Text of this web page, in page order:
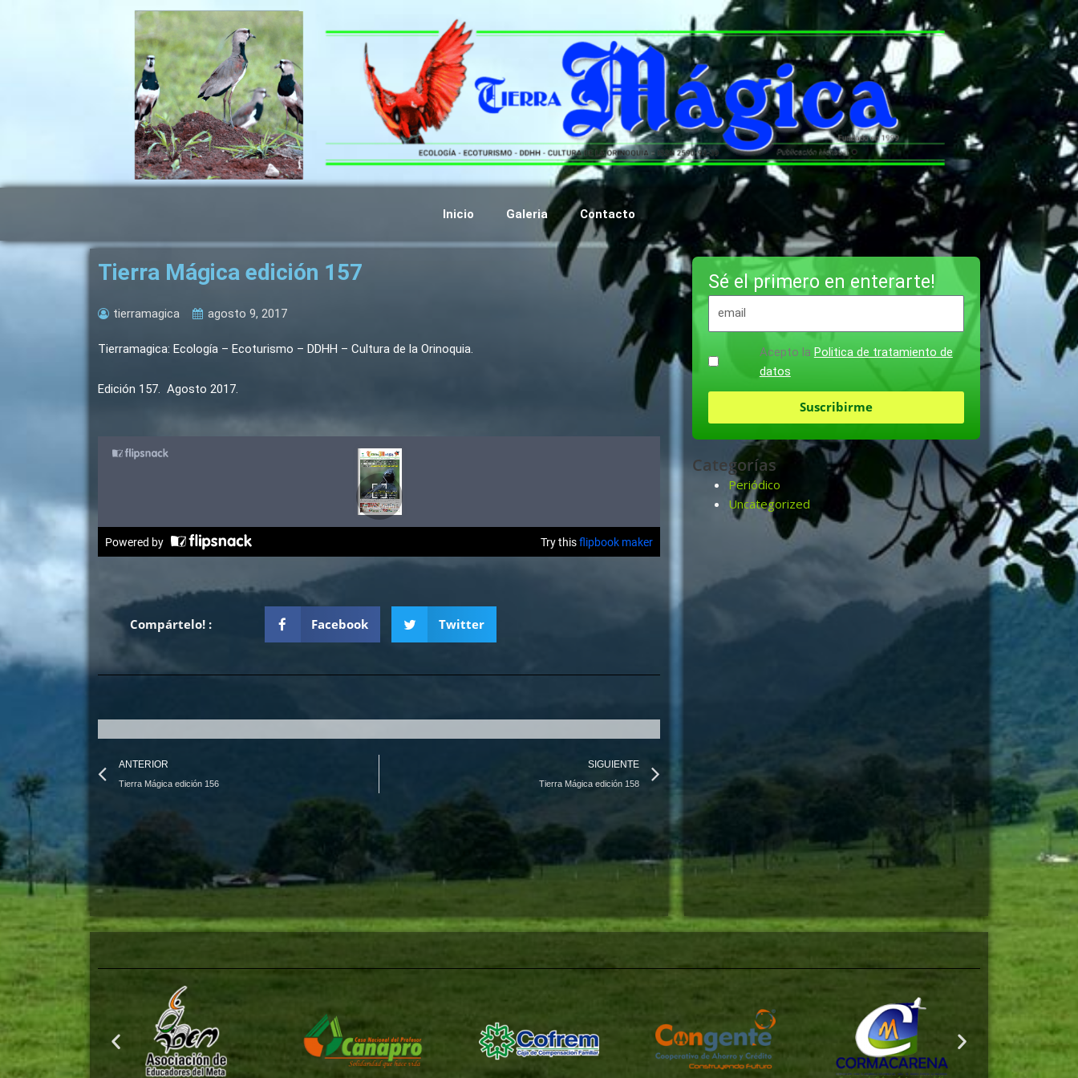
Inicio Galeria Contacto
Tierra Mágica edición 157
tierramagica agosto 9, 2017
Tierramagica: Ecología – Ecoturismo – DDHH – Cultura de la Orinoquia.
Edición 157. Agosto 2017.
Compártelo! : Facebook Twitter
Prev
ANTERIOR
Tierra Mágica edición 156
SIGUIENTE
Tierra Mágica edición 158
Next
Sé el primero en enterarte!
Acepto la Politica de tratamiento de
datos
Suscribirme
Categorías
Periódico
Uncategorized